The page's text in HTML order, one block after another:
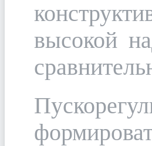
высокой